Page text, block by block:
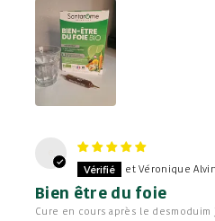
et Véronique Alvin
Bien être du foie
Cure en cours après le